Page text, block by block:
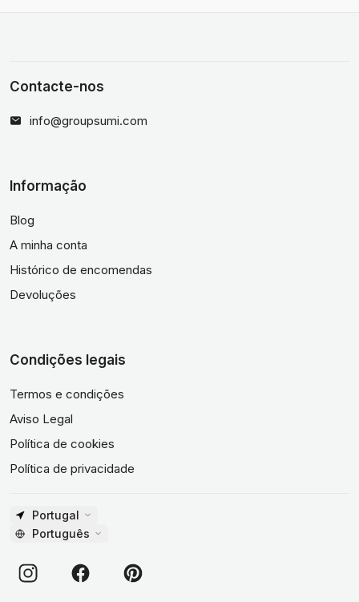
Contacte-nos
info@groupsumi.com
Informação
Blog
A minha conta
Histórico de encomendas
Devoluções
Condições legais
Termos e condições
Aviso Legal
Política de cookies
Política de privacidade
Portugal
Português